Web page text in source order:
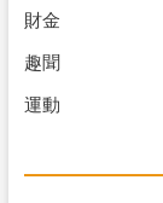
財金
趣聞
運動